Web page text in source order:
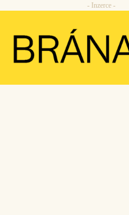
- Inzerce -